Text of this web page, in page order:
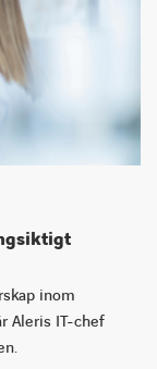
inom
Aleris IT-chef